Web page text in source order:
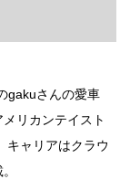
gakuさんの愛車
リカンテイスト
キャリアはクラウ